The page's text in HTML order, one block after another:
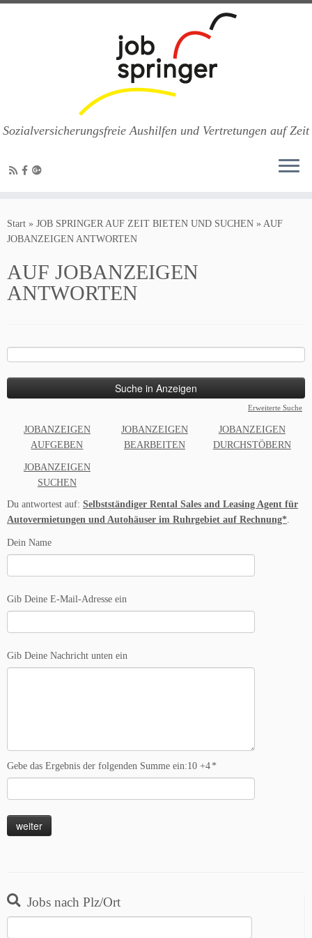
Inhalt
springen
Sozialversicherungsfreie Aushilfen und Vertretungen auf Zeit
Start » JOB SPRINGER AUF ZEIT BIETEN UND SUCHEN » AUF
JOBANZEIGEN ANTWORTEN
AUF JOBANZEIGEN
ANTWORTEN
Erweiterte Suche
JOBANZEIGEN
AUFGEBEN
JOBANZEIGEN
BEARBEITEN
JOBANZEIGEN
DURCHSTÖBERN
JOBANZEIGEN
SUCHEN
Du antwortest auf: Selbstständiger Rental Sales and Leasing Agent für
Autovermietungen und Autohäuser im Ruhrgebiet auf Rechnung*
Dein Name
Gib Deine E-Mail-Adresse ein
Gib Deine Nachricht unten ein
Gebe das Ergebnis der folgenden Summe ein:10 +4 *
Jobs nach Plz/Ort